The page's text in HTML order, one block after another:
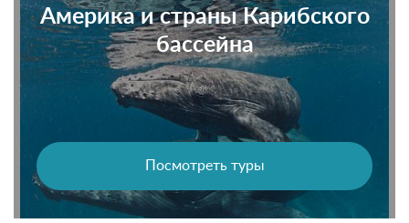
Америка и страны Карибского
бассейна
Посмотреть туры